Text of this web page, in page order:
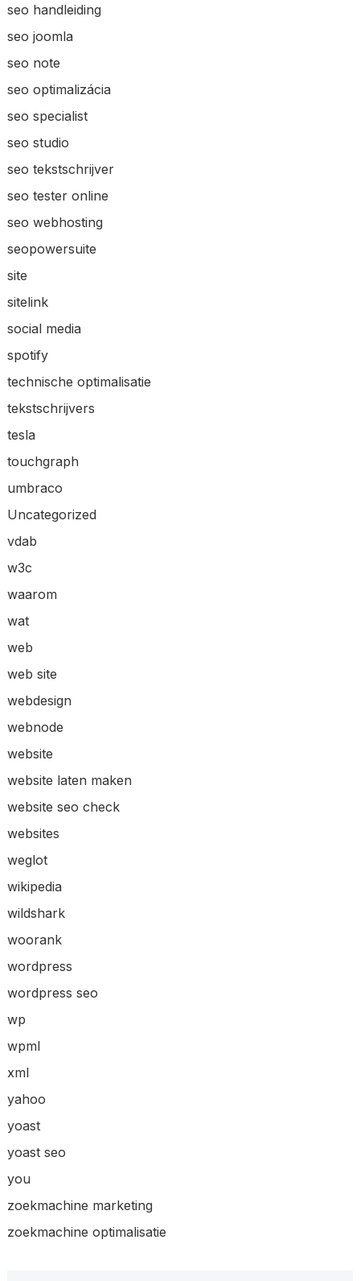
seo handleiding
seo joomla
seo note
seo optimalizácia
seo specialist
seo studio
seo tekstschrijver
seo tester online
seo webhosting
seopowersuite
site
sitelink
social media
spotify
technische optimalisatie
tekstschrijvers
tesla
touchgraph
umbraco
Uncategorized
vdab
w3c
waarom
wat
web
web site
webdesign
webnode
website
website laten maken
website seo check
websites
weglot
wikipedia
wildshark
woorank
wordpress
wordpress seo
wp
wpml
xml
yahoo
yoast
yoast seo
you
zoekmachine marketing
zoekmachine optimalisatie